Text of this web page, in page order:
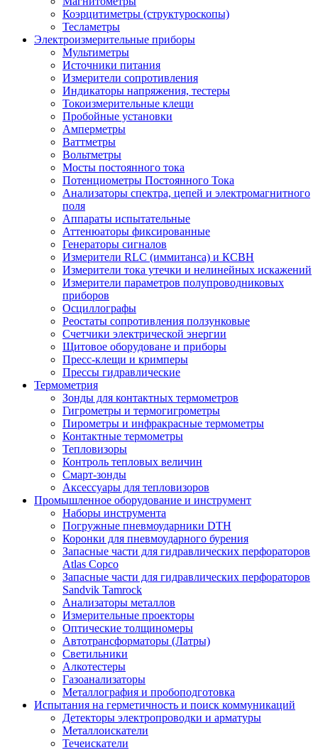
Коэрцитиметры (структуроскопы)
Тесламетры
Электроизмерительные приборы
Мультиметры
Источники питания
Измерители сопротивления
Индикаторы напряжения, тестеры
Токоизмерительные клещи
Пробойные установки
Амперметры
Ваттметры
Вольтметры
Мосты постоянного тока
Потенциометры Постоянного Тока
Анализаторы спектра, цепей и электромагнитного
поля
Аппараты испытательные
Аттенюаторы фиксированные
Генераторы сигналов
Измерители RLC (иммитанса) и КСВН
Измерители тока утечки и нелинейных искажений
Измерители параметров полупроводниковых
приборов
Осциллографы
Реостаты сопротивления ползунковые
Счетчики электрической энергии
Щитовое оборудоване и приборы
Пресс-клещи и кримперы
Прессы гидравлические
Термометрия
Зонды для контактных термометров
Гигрометры и термогигрометры
Пирометры и инфракрасные термометры
Контактные термометры
Тепловизоры
Контроль тепловых величин
Смарт-зонды
Аксессуары для тепловизоров
Промышленное оборудование и инструмент
Наборы инструмента
Погружные пневмоударники DTH
Коронки для пневмоударного бурения
Запасные части для гидравлических перфораторов
Atlas Copco
Запасные части для гидравлических перфораторов
Sandvik Tamrock
Анализаторы металлов
Измерительные проекторы
Оптические толщиномеры
Автотрансформаторы (Латры)
Светильники
Алкотестеры
Газоанализаторы
Металлография и пробоподготовка
Испытания на герметичность и поиск коммуникаций
Детекторы электропроводки и арматуры
Металлоискатели
Течеискатели